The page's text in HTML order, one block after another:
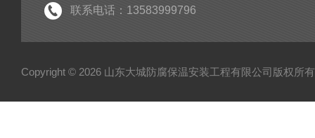
安徽聚氨酯直埋保温管
联系电话：13583999796
Copyright © 2026 山东大城防腐保温安装工程有限公司版权所